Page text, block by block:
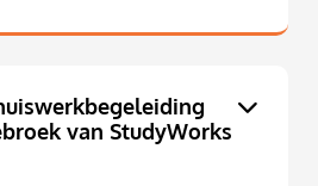
van StudyWorks